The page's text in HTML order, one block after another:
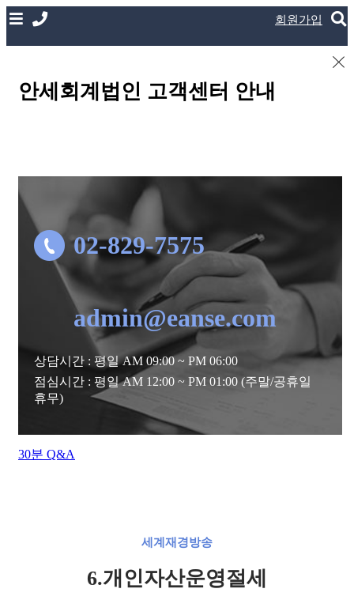
회원가입
안세회계법인 고객센터 안내
02-829-7575
admin@eanse.com
상담시간 : 평일 AM 09:00 ~ PM 06:00
점심시간 : 평일 AM 12:00 ~ PM 01:00 (주말/공휴일
휴무)
30분 Q&A
세계재경방송
6.개인자산운영절세